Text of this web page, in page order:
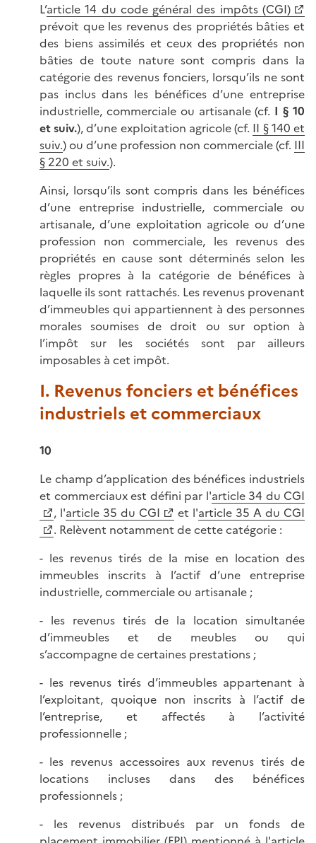
L’article 14 du code général des impôts (CGI)
prévoit que les revenus des propriétés bâties et
des biens assimilés et ceux des propriétés non
bâties de toute nature sont compris dans la
catégorie des revenus fonciers, lorsqu’ils ne sont
pas inclus dans les bénéfices d’une entreprise
industrielle, commerciale ou artisanale (cf. I § 10
et suiv.), d’une exploitation agricole (cf. II § 140 et
suiv.) ou d’une profession non commerciale (cf. III
§ 220 et suiv.).
Ainsi, lorsqu’ils sont compris dans les bénéfices
d’une entreprise industrielle, commerciale ou
artisanale, d’une exploitation agricole ou d’une
profession non commerciale, les revenus des
propriétés en cause sont déterminés selon les
règles propres à la catégorie de bénéfices à
laquelle ils sont rattachés. Les revenus provenant
d’immeubles qui appartiennent à des personnes
morales soumises de droit ou sur option à
l’impôt sur les sociétés sont par ailleurs
imposables à cet impôt.
I. Revenus fonciers et bénéfices
industriels et commerciaux
10
Le champ d’application des bénéfices industriels
et commerciaux est défini par l'article 34 du CGI
, l'article 35 du CGI et l'article 35 A du CGI
. Relèvent notamment de cette catégorie :
- les revenus tirés de la mise en location des
immeubles inscrits à l’actif d’une entreprise
industrielle, commerciale ou artisanale ;
- les revenus tirés de la location simultanée
d’immeubles et de meubles ou qui
s’accompagne de certaines prestations ;
- les revenus tirés d’immeubles appartenant à
l’exploitant, quoique non inscrits à l’actif de
l’entreprise, et affectés à l’activité
professionnelle ;
- les revenus accessoires aux revenus tirés de
locations incluses dans des bénéfices
professionnels ;
- les revenus distribués par un fonds de